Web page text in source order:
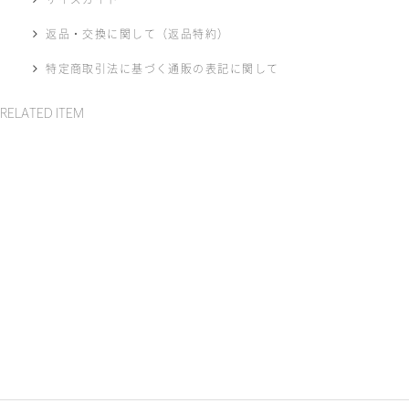
返品・交換に関して（返品特約）
特定商取引法に基づく通販の表記に関して
RELATED ITEM